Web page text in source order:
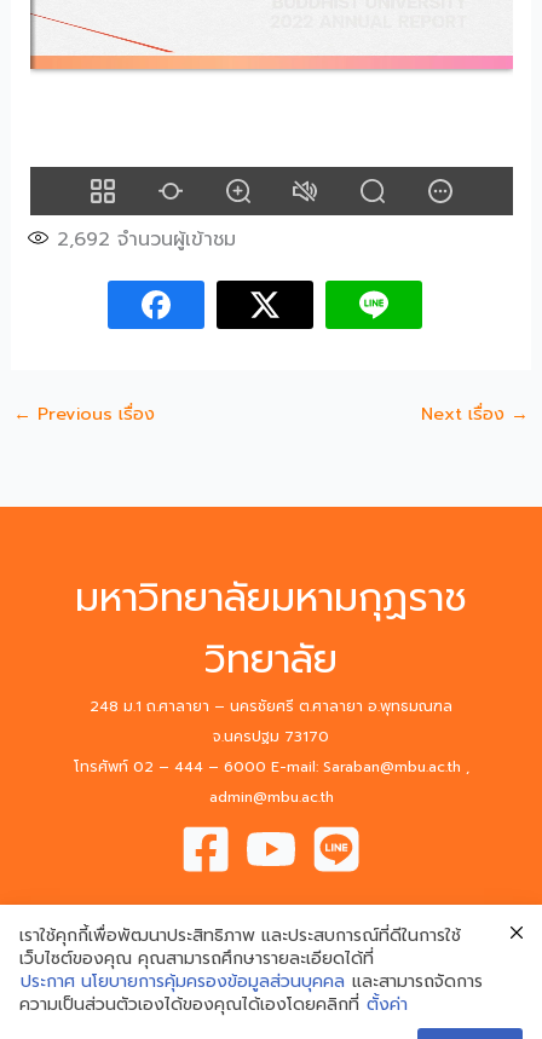
2,692 จำนวนผู้เข้าชม
← Previous เรื่อง Next เรื่อง →
มหาวิทยาลัยมหามกุฏราช
วิทยาลัย
248 ม.1 ถ.ศาลายา – นครชัยศรี ต.ศาลายา อ.พุทธมณฑล
จ.นครปฐม 73170
โทรศัพท์ 02 – 444 – 6000 E-mail: Saraban@mbu.ac.th ,
admin@mbu.ac.th
© 2020 Mahamakut Buddhist University. All Rights Reserved.
เราใช้คุกกี้เพื่อพัฒนาประสิทธิภาพ และประสบการณ์ที่ดีในการใช้
เว็บไซต์ของคุณ คุณสามารถศึกษารายละเอียดได้ที่
ประกาศ นโยบายการคุ้มครองข้อมูลส่วนบุคคล และสามารถจัดการ
ความเป็นส่วนตัวเองได้ของคุณได้เองโดยคลิกที่ ตั้งค่า